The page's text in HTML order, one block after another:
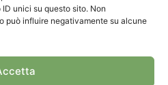
unici su questo sito. Non
può influire negativamente su alcune
Capolago, la fontana malata
DELLO STESSO AUTORE